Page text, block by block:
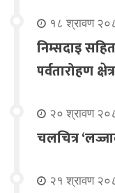
१८ श्रावण
निम्सदाइ
पर्वतारोहण
२० श्रावण
चलचित्र
२१ श्रावण